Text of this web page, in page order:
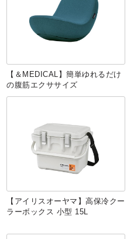
【＆MEDICAL】簡単ゆれるだけ
の腹筋エクササイズ
【アイリスオーヤマ】高保冷クー
ラーボックス 小型 15L